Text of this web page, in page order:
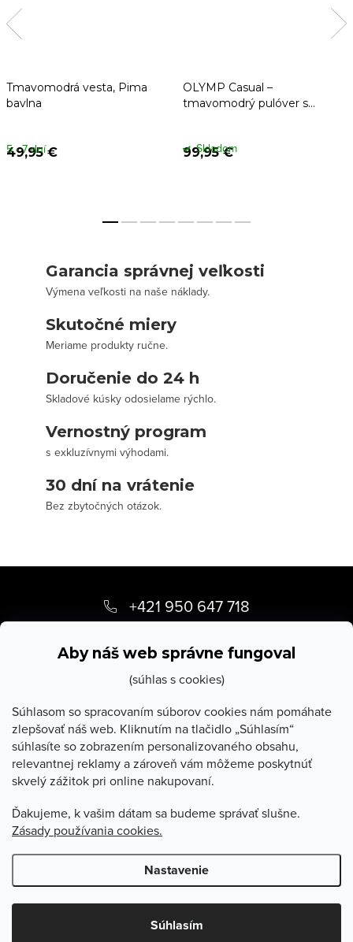
Aby náš web správne fungoval
(súhlas s cookies)
Súhlasom so spracovaním súborov cookies nám pomáhate
zlepšovať náš web. Kliknutím na tlačidlo „Súhlasím“
súhlasíte so zobrazením personalizovaného obsahu,
relevantnej reklamy a zároveň vám môžeme poskytnúť
skvelý zážitok pri online nakupovaní.
Ďakujeme, k vašim dátam sa budeme správať slušne.
Zásady používania cookies.
Nastavenie
Súhlasím
Tmavomodrá vesta, Pima
bavlna
49,95 €
5 - 7 dní
OLYMP Casual –
tmavomodrý pulóver s
99,95 €
Skladom
Garancia správnej veľkosti
Výmena veľkosti na naše náklady.
Skutočné miery
Meriame produkty ručne.
Doručenie do 24 h
Skladové kúsky odosielame rýchlo.
Vernostný program
s exkluzívnymi výhodami.
30 dní na vrátenie
Bez zbytočných otázok.
p
+421 950 647 718
O Stevula
Poradňa
Copyright 2026Stevula.sk. Všetky práva vyhradené.Upraviť
nastavenie cookies